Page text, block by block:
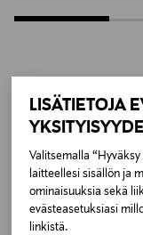
LISÄTIETOJA
Valitsemalla
laitteellesi sisällön ja
ominaisuuksia sekä
evästeasetuksiasi
linkistä.
Valmistajan osoite
Avainsanat
Paul Smith,
LISÄÄ